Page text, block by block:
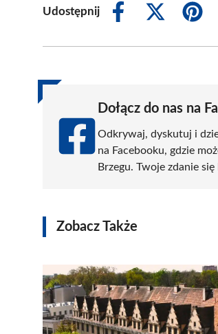
Udostępnij
Share
Share
(Twitter)
Share
Dołącz do nas na
Odkrywaj, dyskutuj i
na Facebooku, gdzie
Brzegu. Twoje zdanie
Zobacz Także